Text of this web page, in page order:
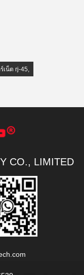
เน็ต rj-45,
CO., LIMITED